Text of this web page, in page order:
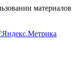
материалов